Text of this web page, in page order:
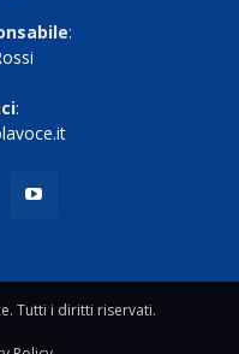
:
:
Tutti i diritti riservati.